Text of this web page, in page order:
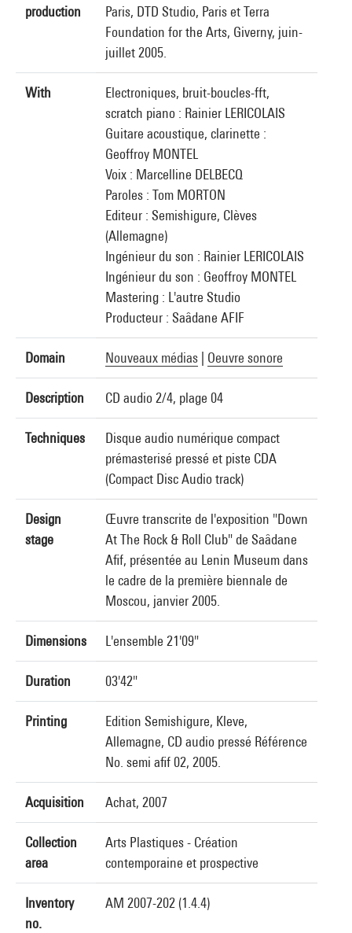
production
Paris, DTD Studio, Paris et Terra
Foundation for the Arts, Giverny, juin-
juillet 2005.
With
Electroniques, bruit-boucles-fft,
scratch piano : Rainier LERICOLAIS
Guitare acoustique, clarinette :
Geoffroy MONTEL
Voix : Marcelline DELBECQ
Paroles : Tom MORTON
Editeur : Semishigure, Clèves
(Allemagne)
Ingénieur du son : Rainier LERICOLAIS
Ingénieur du son : Geoffroy MONTEL
Mastering : L'autre Studio
Producteur : Saâdane AFIF
Domain Nouveaux médias Oeuvre sonore
Description CD audio 2/4, plage 04
Techniques
Disque audio numérique compact
prémasterisé pressé et piste CDA
(Compact Disc Audio track)
Design
stage
Œuvre transcrite de l'exposition "Down
At The Rock & Roll Club" de Saâdane
Afif, présentée au Lenin Museum dans
le cadre de la première biennale de
Moscou, janvier 2005.
Dimensions L'ensemble 21'09"
Duration 03'42"
Printing
Edition Semishigure, Kleve,
Allemagne, CD audio pressé Référence
No. semi afif 02, 2005.
Acquisition Achat, 2007
Collection
area
Arts Plastiques - Création
contemporaine et prospective
Inventory
no.
AM 2007-202 (1.4.4)